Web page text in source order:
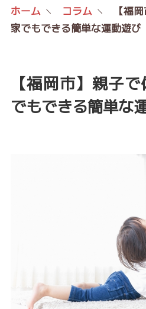
ホーム コラム
【福
家でもできる簡単な運動遊び
【福岡市】親子
でもできる簡単な